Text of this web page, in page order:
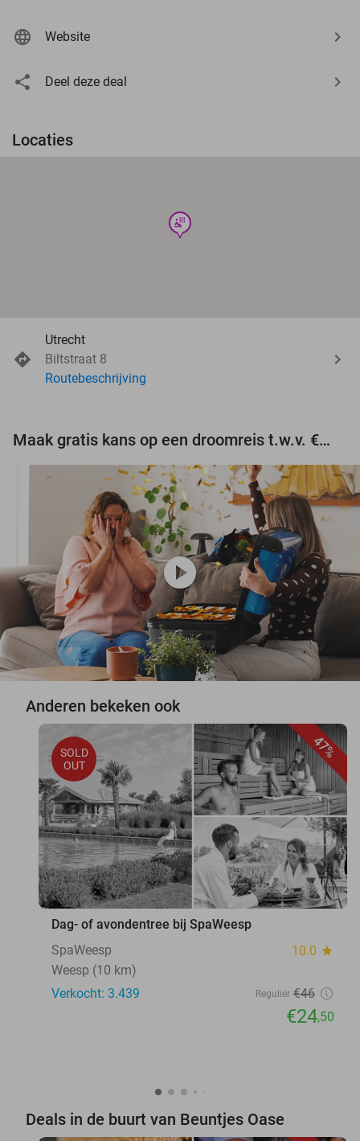
Website
Deel deze deal
Locaties
wellness
Utrecht
Biltstraat 8
Routebeschrijving
Maak gratis kans op een droomreis t.w.v. €3.000!
play_circle
Anderen bekeken ook
47%
SOLD
OUT
Dag- of avondentree bij SpaWeesp
SpaWeesp
10.0 star
Weesp (10 km)
Verkocht: 3.439
Regulier €46
€24,50
Deals in de buurt van Beuntjes Oase